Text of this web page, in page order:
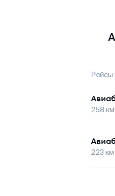
Рейсы
258
223